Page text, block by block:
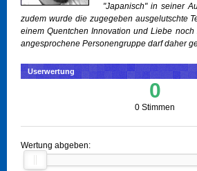
"Japanisch" in seiner
zudem wurde die zugegeben ausgelutschte
einem Quentchen Innovation und Liebe
angesprochene Personengruppe darf daher
Userwertung
0
0 Stimmen
Wertung abgeben: